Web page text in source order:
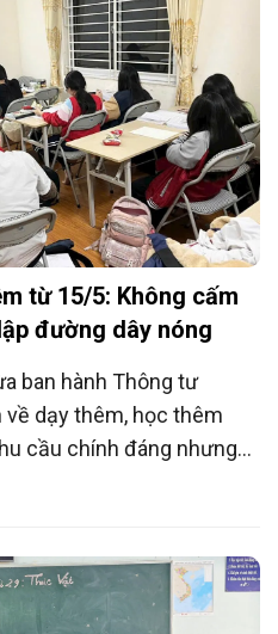
từ 15/5: Không cấm
đường dây nóng
ban hành Thông tư
dạy thêm, học thêm
cầu chính đáng nhưng
động và thiết lập